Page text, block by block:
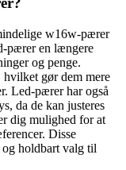
w16w-pærer
pærer en længere
og penge.
gør dem mere
Led-pærer har også
da de kan justeres
dig mulighed for at
Disse
holdbart valg til